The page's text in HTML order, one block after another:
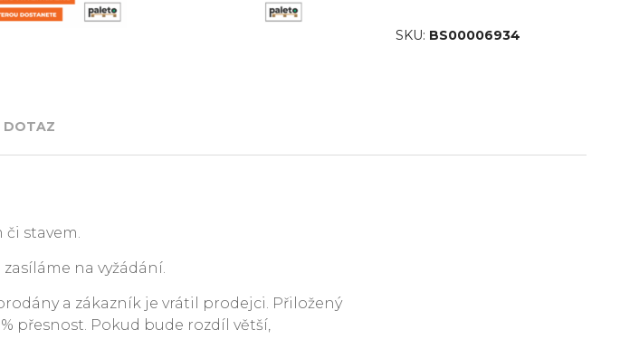
SKU: BS00006934
DOTAZ
stavem.
na vyžádání.
a zákazník je vrátil prodejci. Přiložený
přesnost. Pokud bude rozdíl větší,